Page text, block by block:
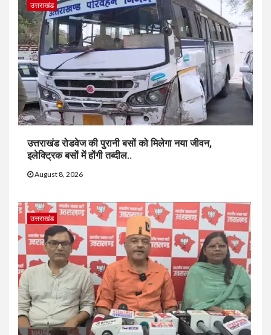
उत्तराखंड
उत्तराखंड रोडवेज की पुरानी बसों को मिलेगा नया जीवन,
इलेक्ट्रिक बसों में होंगी तब्दील..
August 8, 2026
उत्तराखंड